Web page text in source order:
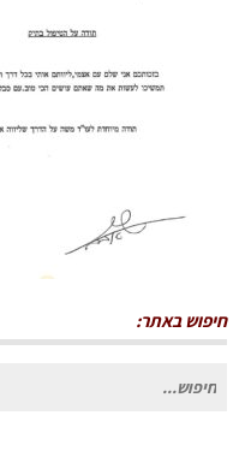
חיפוש באתר:
חיפוש